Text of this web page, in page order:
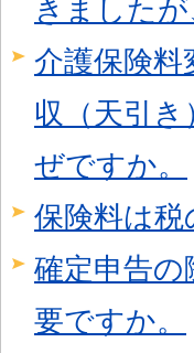
きました
介護保険
収（天引
ぜですか。
保険料は税
確定申告
要ですか。